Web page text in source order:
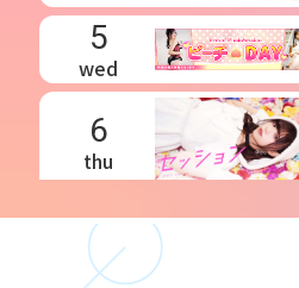
5
wed
6
thu
7
fri